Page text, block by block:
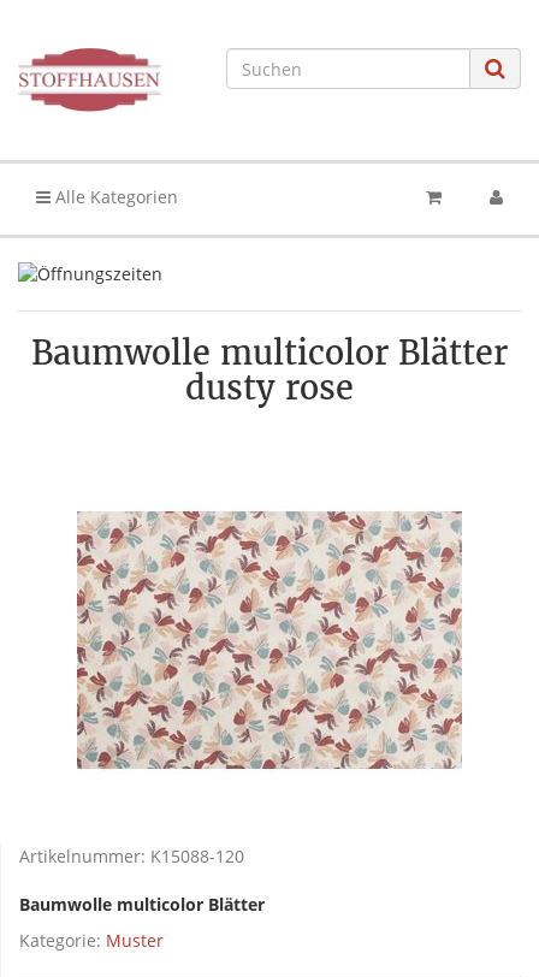
Alle Kategorien
Baumwolle multicolor Blätter
dusty rose
Artikelnummer: K15088-120
Baumwolle multicolor Blätter
Kategorie: Muster